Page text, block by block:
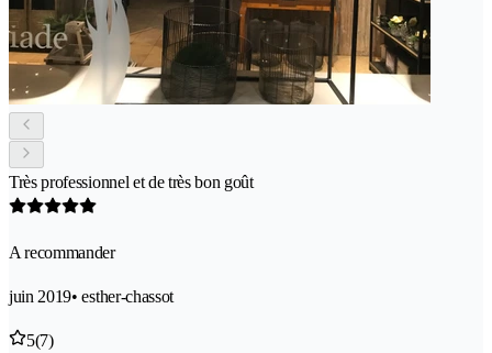
Très professionnel et de très bon goût
A recommander
juin 2019• esther-chassot
5(7)